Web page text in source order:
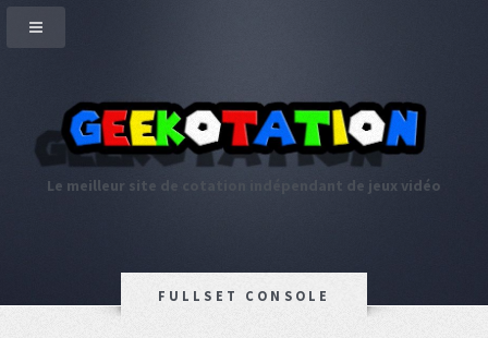
Le meilleur site de cotation indépendant de jeux vidéo
FULLSET CONSOLE